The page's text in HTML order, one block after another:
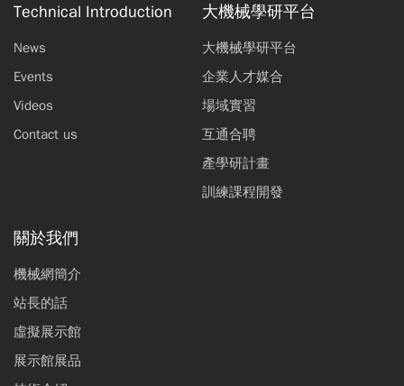
Technical Introduction
News
Events
Videos
Contact us
大機械學研平台
大機械學研平台
企業人才媒合
場域實習
互通合聘
產學研計畫
訓練課程開發
關於我們
機械網簡介
站長的話
虛擬展示館
展示館展品